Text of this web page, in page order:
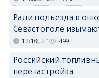
Ради подъезда к
Севастополе
12:18 1 499
Российский
перенастройка